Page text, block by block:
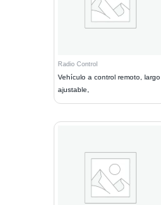
Radio Control
Vehículo a control remoto, largo
ajustable,